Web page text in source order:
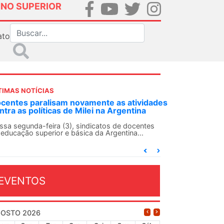
SUPERIOR
NOTÍCIAS
SN convoca docentes para Dia de
Internacionalista com Cuba em
de agosto
SN conclama suas seções sindicais e o